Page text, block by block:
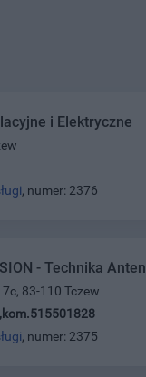
i Elektryczne
, numer: 2376
- Technika Anten
83-110 Tczew
, numer: 2375